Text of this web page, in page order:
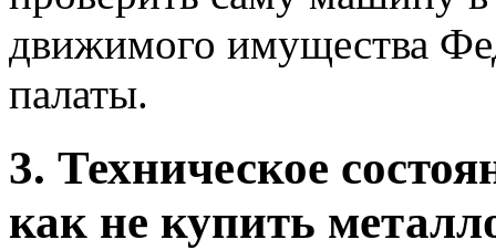
движимого имущества
палаты.
3. Техническое
как не купить